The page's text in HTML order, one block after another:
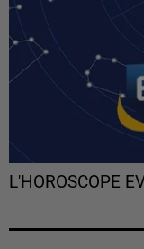
L'HOROSCOPE